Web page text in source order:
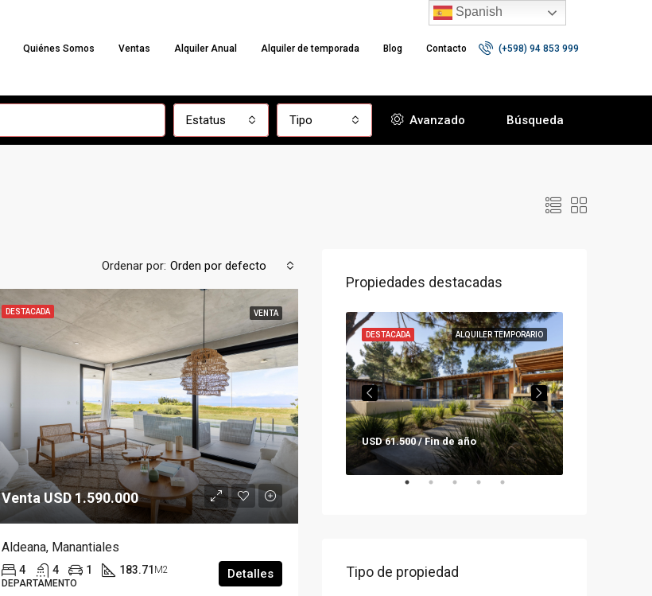
Quiénes Somos Ventas Alquiler Anual Alquiler de temporada Blog Contacto (+598) 94 853 999
Estatus Tipo Avanzado Búsqueda
Ordenar por: Orden por defecto
DESTACADA VENTA
Venta USD 1.590.000
Aldeana, Manantiales
4 4 1 183.71 M2
DEPARTAMENTO
Detalles
Propiedades destacadas
ALQUILER TEMPORARIO
Venta USD 325.000
ALQUILER TEMPORARIO
DESTACADA
USD 61.500 / Fin de año
Tipo de propiedad
Spanish